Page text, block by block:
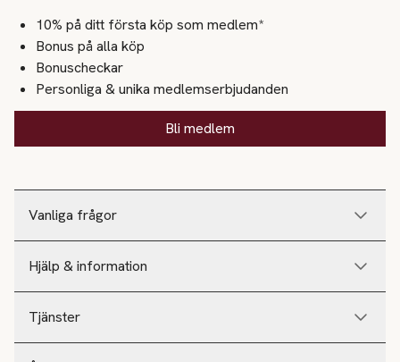
Vanliga frågor
Hjälp & information
Tjänster
10% på ditt första köp som medlem*
Bonus på alla köp
Bonuscheckar
Personliga & unika medlemserbjudanden
Bli medlem